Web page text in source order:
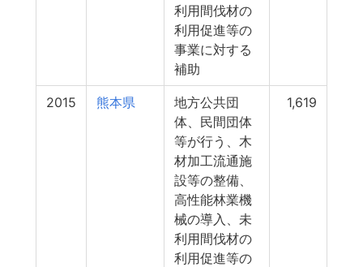
利用間伐材の
利用促進等の
事業に対する
補助
2015 熊本県
地方公共団
体、民間団体
等が行う、木
材加工流通施
設等の整備、
高性能林業機
械の導入、未
利用間伐材の
利用促進等の
1,619